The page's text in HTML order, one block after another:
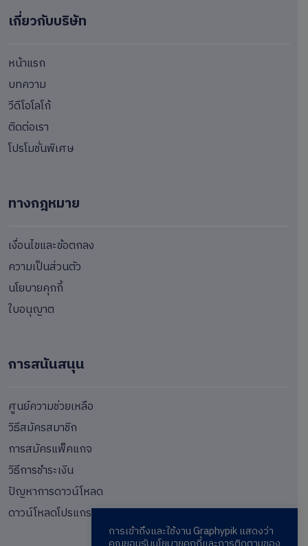
เกี่ยวกับบริษัท
หน้าแรก
บทความ
วีดีโอโลโก้
ติดต่อเรา
โปรโมชั่นพิเศษ
ทางกฎหมาย
เงื่อนไขและข้อตกลง
ความเป็นส่วนตัว
นโยบายคุกกี้
ใบอนุญาต
การสนันสนุน
ศูนย์ความช่วยเหลือ
วิธีสมัครสมาชิก
การสมัครแพ็คแกจ
วิธีการชำระเงิน
ปัญหาการดาวน์โหลด
ดาวน์โหลดโปรแกรม
การเข้าถึงและใช้งาน Graphypik แสดงว่า